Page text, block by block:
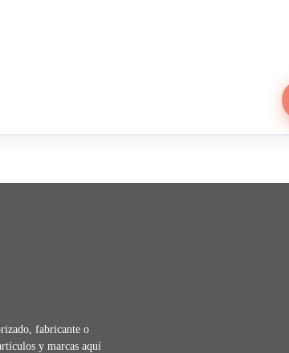
fabricante o
y marcas aquí